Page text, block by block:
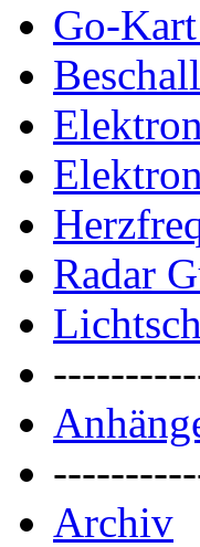
Go-
Radar
Archiv